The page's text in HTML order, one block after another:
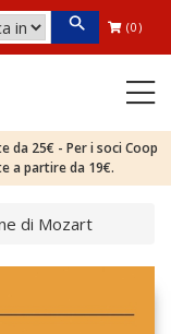
(0)
da 25€ - Per i soci Coop
a partire da 19€.
di Mozart